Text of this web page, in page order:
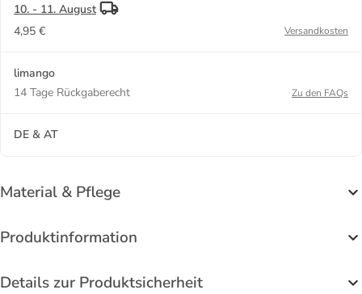
10. - 11. August
4,95 €
Versandkosten
limango
14 Tage Rückgaberecht
Zu den FAQs
DE & AT
Material & Pflege
Produktinformation
Details zur Produktsicherheit